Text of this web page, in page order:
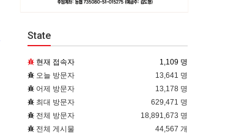
State
현재 접속자
1,109 명
오늘 방문자
13,641 명
어제 방문자
13,178 명
최대 방문자
629,471 명
전체 방문자
18,891,673 명
전체 게시물
44,567 개